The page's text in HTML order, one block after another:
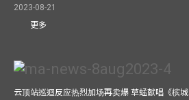
2023-08-21
更多
云顶站巡迴反应热烈加场再卖爆 草蜢献唱《槟城